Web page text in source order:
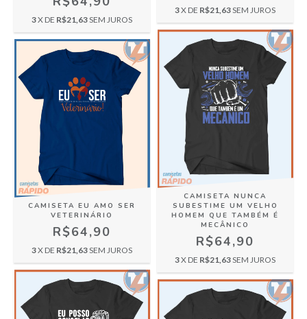
3X DE R$21,63SEM JUROS
3X DE R$21,63SEM JUROS
CAMISETA EU AMO SER
VETERINÁRIO
R$64,90
3X DE R$21,63SEM JUROS
CAMISETA NUNCA
SUBESTIME UM VELHO
HOMEM QUE TAMBÉM É
MECÂNICO
R$64,90
3X DE R$21,63SEM JUROS